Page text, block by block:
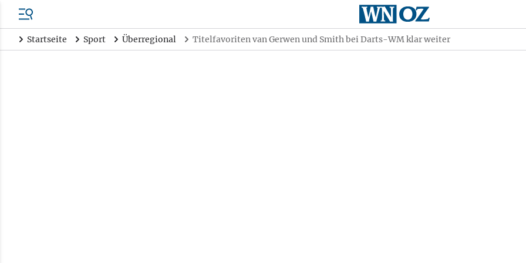
Startseite Sport Überregional Titelfavoriten van Gerwen und Smith bei Darts-WM klar weiter